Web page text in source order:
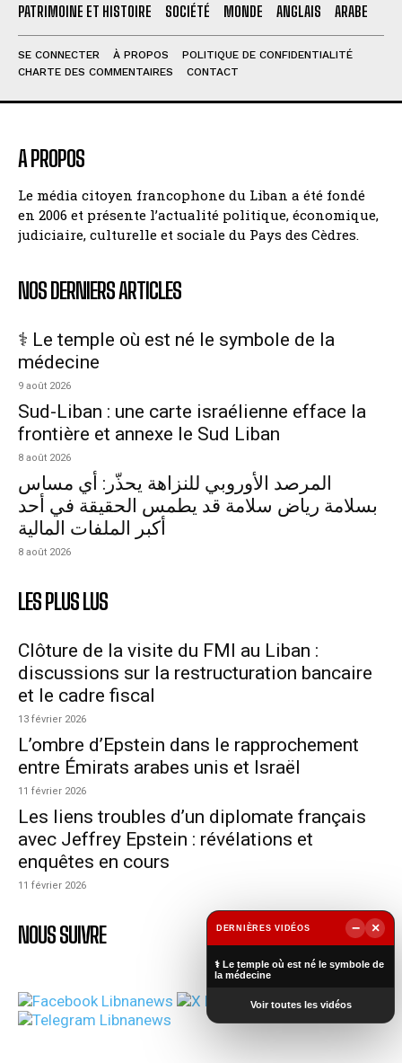
PATRIMOINE ET HISTOIRE
SOCIÉTÉ MONDE ANGLAIS ARABE
SE CONNECTER À PROPOS
POLITIQUE DE CONFIDENTIALITÉ
CHARTE DES COMMENTAIRES
CONTACT
A PROPOS
Le média citoyen francophone du Liban a été fondé
en 2006 et présente l’actualité politique, économique,
judiciaire, culturelle et sociale du Pays des Cèdres.
NOS DERNIERS ARTICLES
⚕️ Le temple où est né le symbole de la
médecine
9 août 2026
Sud-Liban : une carte israélienne efface la
frontière et annexe le Sud Liban
8 août 2026
المرصد الأوروبي للنزاهة يحذّر: أي مساس
بسلامة رياض سلامة قد يطمس الحقيقة في أحد
أكبر الملفات المالية
8 août 2026
LES PLUS LUS
Clôture de la visite du FMI au Liban :
discussions sur la restructuration bancaire
et le cadre fiscal
13 février 2026
L’ombre d’Epstein dans le rapprochement
entre Émirats arabes unis et Israël
11 février 2026
Les liens troubles d’un diplomate français
avec Jeffrey Epstein : révélations et
enquêtes en cours
11 février 2026
NOUS SUIVRE DERNIÈRES VIDÉOS −
×
⚕️ Le temple où est né le symbole de
la médecine
Voir toutes les vidéos